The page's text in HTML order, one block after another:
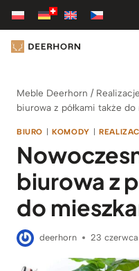
Przejdź
treści
Meble Deerhorn / Realizacje
biurowa z półkami także
BIURO | KOMODY |
biurowa z
do
deerhorn 23